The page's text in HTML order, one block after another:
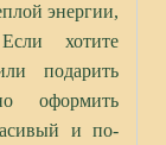
энергии,
хотите
подарить
оформить
и по-